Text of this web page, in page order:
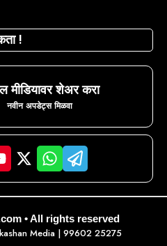
!
मीडियावर शेअर करा
नवीन अपडेट्स मिळवा
• All rights reserved
Media| 99602 25275